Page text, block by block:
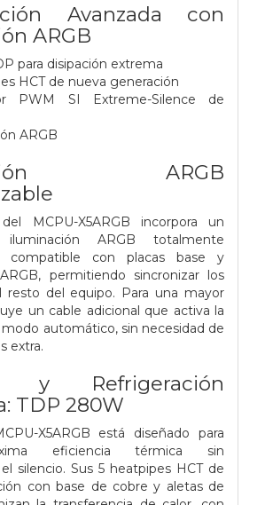
Avanzada con
ARGB
para disipación extrema
HCT de nueva generación
PWM SI Extreme-Silence de
ARGB
ARGB
MCPU-X5ARGB incorpora un
ARGB totalmente
compatible con placas base y
permitiendo sincronizar los
resto del equipo. Para una mayor
un cable adicional que activa la
automático, sin necesidad de
extra.
y Refrigeración
TDP 280W
X5ARGB está diseñado para
eficiencia térmica sin
silencio. Sus 5 heatpipes HCT de
con base de cobre y aletas de